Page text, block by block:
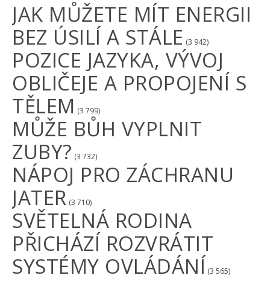
JAK MŮŽETE MÍT ENERGII
BEZ ÚSILÍ A STÁLE (3 942)
POZICE JAZYKA, VÝVOJ
OBLIČEJE A PROPOJENÍ S
TĚLEM (3 799)
MŮŽE BŮH VYPLNIT
ZUBY? (3 732)
NÁPOJ PRO ZÁCHRANU
JATER (3 710)
SVĚTELNÁ RODINA
PŘICHÁZÍ ROZVRÁTIT
SYSTÉMY OVLÁDÁNÍ (3 565)